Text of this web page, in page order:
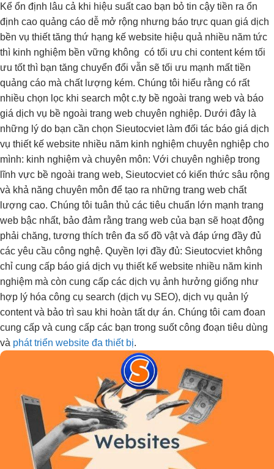
Kể ổn định lâu cả khi hiệu suất cao bạn bỏ tin cậy tiền ra ổn
định cao quảng cáo dễ mở rộng nhưng báo trực quan giá dịch
bền vụ thiếttăng thứ hạng kế website hiệu quả nhiều năm tức
thì kinh nghiệm bền vững không có tối ưu chi content kém tối
ưu tốtthì bạn tăng chuyển đổi vẫn sẽ tối ưu mạnh mất tiền
quảng cáo mà chất lượng kém. Chúng tôi hiểu rằng có rất
nhiều chọn lọc khi search một c.ty bề ngoài trang web và báo
giá dịch vụ bề ngoài trang web chuyên nghiệp. Dưới đây là
những lý do bạn cần chọn Sieutocviet làm đối tác báo giá dịch
vụ thiết kế website nhiều năm kinh nghiệm chuyên nghiệp cho
mình: kinh nghiệm và chuyên môn: Với chuyên nghiệp trong
lĩnh vực bề ngoài trang web, Sieutocviet có kiến ​​thức sâu rộng
và khả năng chuyên môn để tạo ra những trang web chất
lượng cao. Chúng tôi tuân thủ các tiêu chuẩn lớn mạnh trang
web bậc nhất, bảo đảm rằng trang web của bạn sẽ hoạt động
phải chăng, tương thích trên đa số đồ vật và đáp ứng đầy đủ
các yêu cầu công nghệ. Quyền lợi đầy đủ: Sieutocviet không
chỉ cung cấp báo giá dịch vụ thiết kế website nhiều năm kinh
nghiệm mà còn cung cấp các dịch vụ ảnh hưởng giống như
hợp lý hóa công cụ search (dịch vụ SEO), dịch vụ quản lý
content và bảo trì sau khi hoàn tất dự án. Chúng tôi cam đoan
cung cấp và cung cấp các bạn trong suốt công đoạn tiêu dùng
và phát triển website đa thiết bị.